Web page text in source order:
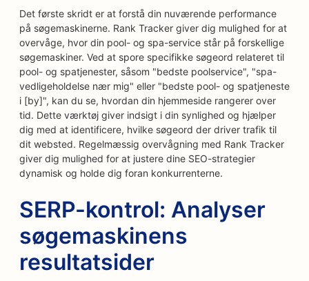
Det første skridt er at forstå din nuværende performance
på søgemaskinerne. Rank Tracker giver dig mulighed for at
overvåge, hvor din pool- og spa-service står på forskellige
søgemaskiner. Ved at spore specifikke søgeord relateret til
pool- og spatjenester, såsom "bedste poolservice", "spa-
vedligeholdelse nær mig" eller "bedste pool- og spatjeneste
i [by]", kan du se, hvordan din hjemmeside rangerer over
tid. Dette værktøj giver indsigt i din synlighed og hjælper
dig med at identificere, hvilke søgeord der driver trafik til
dit websted. Regelmæssig overvågning med Rank Tracker
giver dig mulighed for at justere dine SEO-strategier
dynamisk og holde dig foran konkurrenterne.
SERP-kontrol: Analyser
søgemaskinens
resultatsider